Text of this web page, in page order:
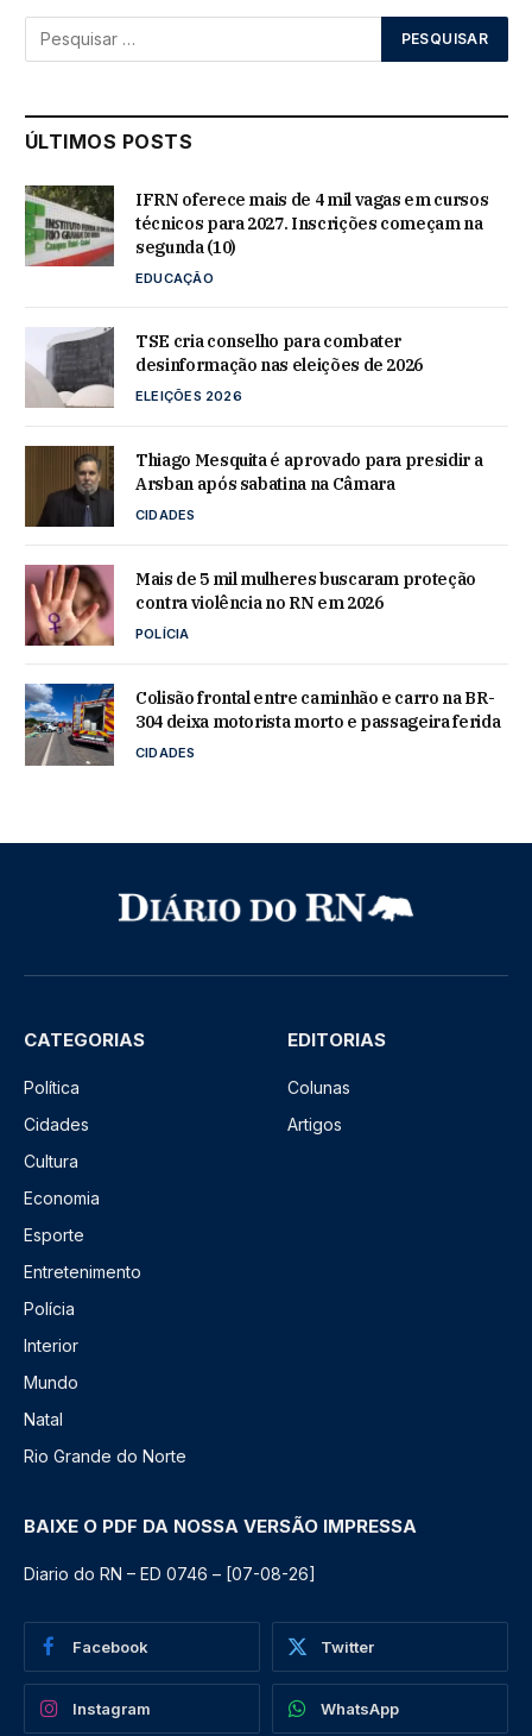
ÚLTIMOS POSTS
IFRN oferece mais de 4 mil vagas em cursos
técnicos para 2027. Inscrições começam na
segunda (10)
EDUCAÇÃO
TSE cria conselho para combater
desinformação nas eleições de 2026
ELEIÇÕES 2026
Thiago Mesquita é aprovado para presidir a
Arsban após sabatina na Câmara
CIDADES
Mais de 5 mil mulheres buscaram proteção
contra violência no RN em 2026
POLÍCIA
Colisão frontal entre caminhão e carro na BR-
304 deixa motorista morto e passageira ferida
CIDADES
CATEGORIAS
Política
Cidades
Cultura
Economia
Esporte
Entretenimento
Polícia
Interior
Mundo
Natal
Rio Grande do Norte
EDITORIAS
Colunas
Artigos
BAIXE O PDF DA NOSSA VERSÃO IMPRESSA
Diario do RN – ED 0746 – [07-08-26]
Facebook Twitter
Instagram WhatsApp